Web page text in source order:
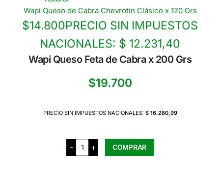
Wapi Queso de Cabra Chevrotin Clásico x 120 Grs
$14.800PRECIO SIN IMPUESTOS
NACIONALES: $ 12.231,40
Wapi Queso Feta de Cabra x 200 Grs
$19.700
PRECIO SIN IMPUESTOS NACIONALES: $ 16.280,99
-
Wapi
Queso
Feta
+ COMPRAR